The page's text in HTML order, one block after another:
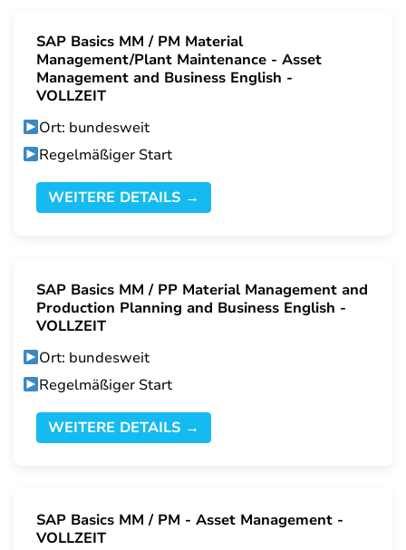
SAP Basics MM / PM Material
Management/Plant Maintenance - Asset
Management and Business English -
VOLLZEIT
Ort: bundesweit
Regelmäßiger Start
WEITERE DETAILS →
SAP Basics MM / PP Material Management and
Production Planning and Business English -
VOLLZEIT
Ort: bundesweit
Regelmäßiger Start
WEITERE DETAILS →
SAP Basics MM / PM - Asset Management -
VOLLZEIT